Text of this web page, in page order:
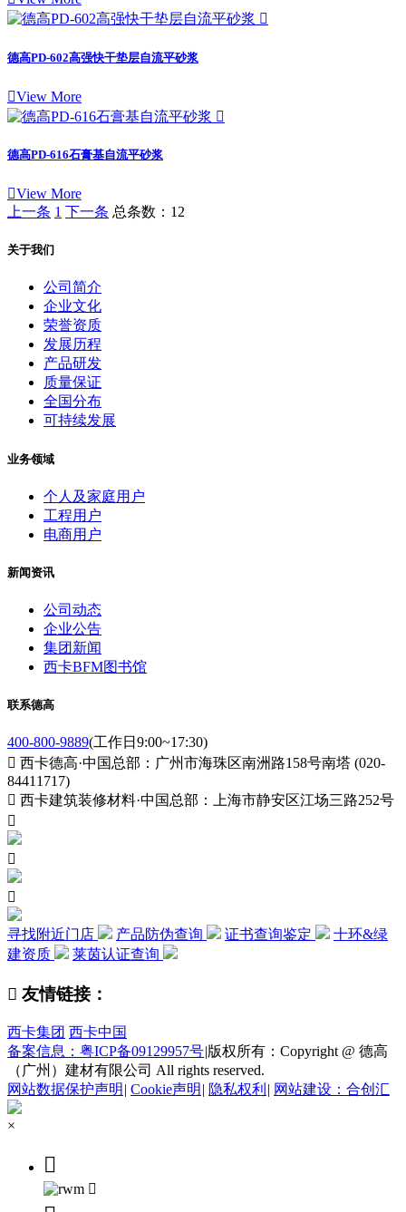

德高PD-602高强快干垫层自流平砂浆
View More

德高PD-616石膏基自流平砂浆
View More
上一条 1 下一条 总条数：12
关于我们
公司简介
企业文化
荣誉资质
发展历程
产品研发
质量保证
全国分布
可持续发展
业务领域
个人及家庭用户
工程用户
电商用户
新闻资讯
公司动态
企业公告
集团新闻
西卡BFM图书馆
联系德高
400-800-9889(工作日9:00~17:30)
 西卡德高·中国总部：广州市海珠区南洲路158号南塔 (020-
84411717)
 西卡建筑装修材料·中国总部：上海市静安区江场三路252号



寻找附近门店 产品防伪查询 证书查询鉴定
十环&绿
建资质
莱茵认证查询
 友情链接：
西卡集团 西卡中国
备案信息：粤ICP备09129957号|版权所有：Copyright @ 德高
（广州）建材有限公司 All rights reserved.
网站数据保护声明 | Cookie声明 | 隐私权利 | 网站建设：合创汇
×

